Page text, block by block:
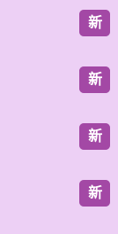
新
新
新
新